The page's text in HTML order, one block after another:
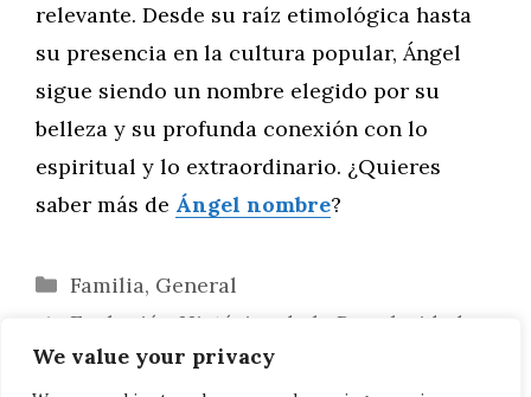
We value your privacy
relevante. Desde su raíz etimológica hasta
su presencia en la cultura popular, Ángel
sigue siendo un nombre elegido por su
belleza y su profunda conexión con lo
espiritual y lo extraordinario. ¿Quieres
saber más de Ángel nombre?
Categorías
Familia, General
Evolución Histórica de la Popularidad
del Nombre Ángel